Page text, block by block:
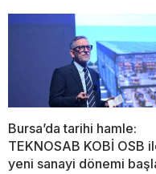
Bursa’da tarihi hamle:
TEKNOSAB KOBİ OSB
yeni sanayi dönemi